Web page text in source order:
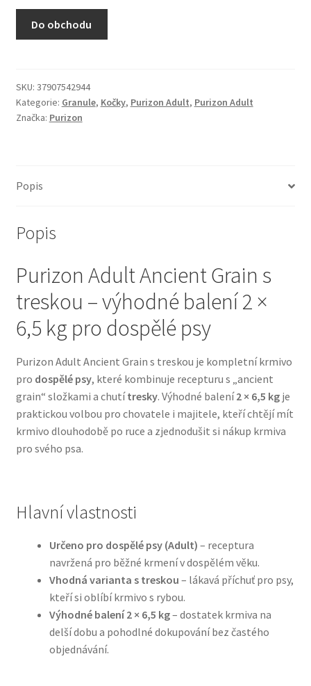
N&D Farmina pro kočky — Italské holistic krmivo
Pamlsky pro kočky
Purizon pro kočky
Veterinární dieta pro kočky
Vše pro psy — Krmivo, doplňky, vybavení
Boudy a výběhy
Bozita pro psy — Švédské krmivo s nordickou kvalitou
Brit pro psy
Granule pro psy
Natural Trainer pro psy — Italské krmivo s
Happy Dog — Německá kvalita a přirozené složení
Hill’s pro psy
Hračky pro psy
Konzervy a kapsičky pro psy
N&D Farmina pro psy — Italské holistic krmivo
Do obchodu
SKU: 37907542944
Kategorie: Granule, Kočky, Purizon Adult, Purizon Adult
Značka: Purizon
Popis
Popis
Purizon Adult Ancient Grain s
treskou – výhodné balení 2 ×
6,5 kg pro dospělé psy
Purizon Adult Ancient Grain s treskou je kompletní krmivo
pro dospělé psy, které kombinuje recepturu s „ancient
grain“ složkami a chutítresky. Výhodné balení2 × 6,5 kgje
praktickou volbou pro chovatele i majitele, kteří chtějí mít
krmivo dlouhodobě po ruce a zjednodušit si nákup krmiva
pro svého psa.
Hlavní vlastnosti
Určeno pro dospělé psy (Adult) – receptura
navržená pro běžné krmení v dospělém věku.
Vhodná varianta s treskou – lákavá příchuť pro psy,
kteří si oblíbí krmivo s rybou.
Výhodné balení 2 × 6,5 kg– dostatek krmiva na
delší dobu a pohodlné dokupování bez častého
objednávání.